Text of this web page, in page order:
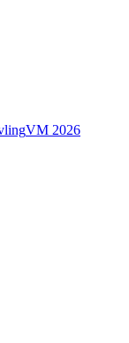
VM 2026